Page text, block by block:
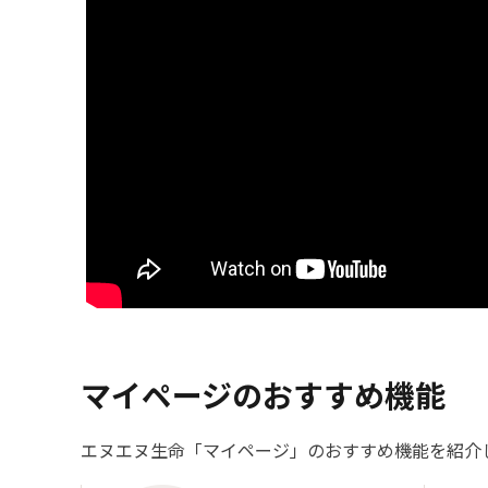
マイページのおすすめ機能
エヌエヌ生命「マイページ」のおすすめ機能を紹介